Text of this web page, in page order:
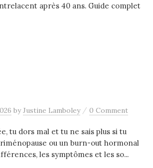
après 40 ans. Guide complet
byJustine Lamboley / 0 Comment
tu dors mal et tu ne sais plus si tu
ou un burn-out hormonal
les symptômes et les so...